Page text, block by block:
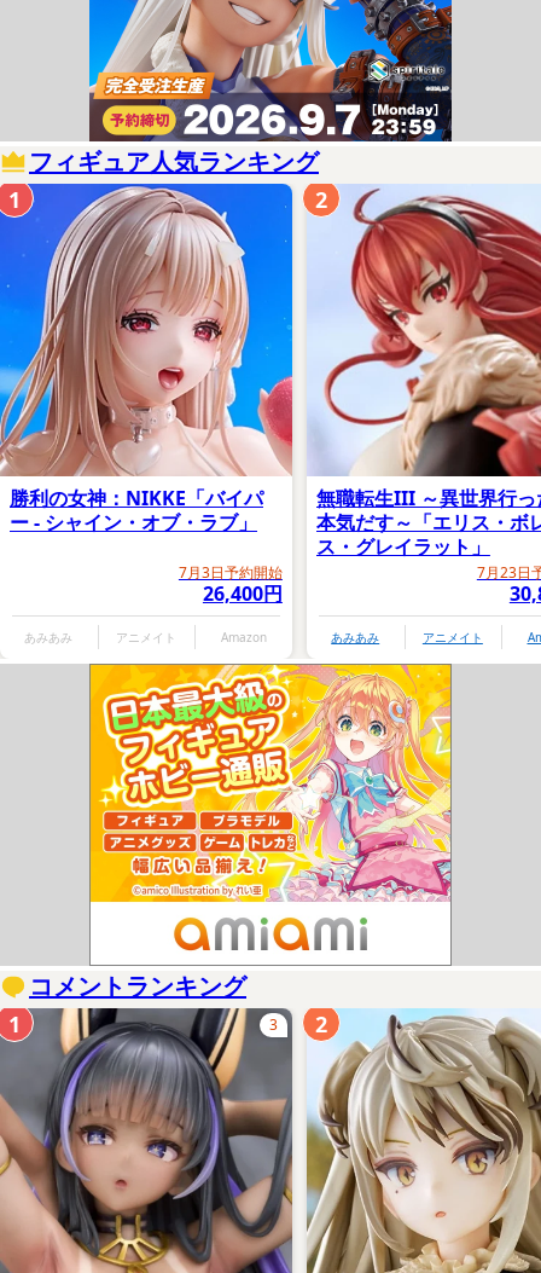
フィギュア人気ランキング
勝利の女神：NIKKE「バイパ
ー - シャイン・オブ・ラブ」
7月3日予約開始
26,400円
あみあみ アニメイト Amazon
1
無職転生III ～異世界行っ
本気だす～「エリス・ボ
ス・グレイラット」
7月23日
あみあみ アニメイト
2
コメントランキング
3
1 2